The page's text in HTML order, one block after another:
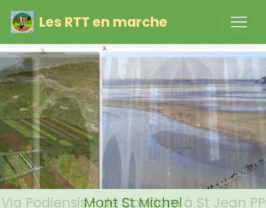
Les RTT en marche
Mont St Michel
Via Podiensis - de Condom à St Jean PP